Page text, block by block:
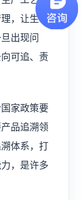
，让生
出现问
可追、责
家政策要
品追溯领
体系，打
，是许多